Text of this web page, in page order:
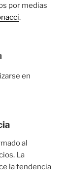
por medias
.
en
al
La
la tendencia